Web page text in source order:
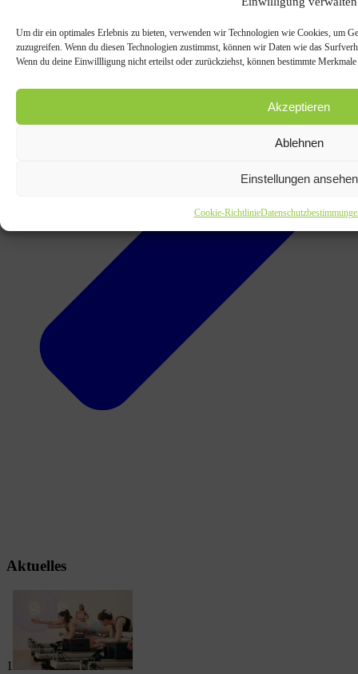
Um dir ein optimales Erlebnis zu bieten, verwenden wir Technologien wie Cookies, um
zuzugreifen. Wenn du diesen Technologien zustimmst, können wir Daten wie das
Wenn du deine Einwillligung nicht erteilst oder zurückziehst, können bestimmte
Akzeptieren
Ablehnen
Einstellungen ansehen
Cookie-Richtlinie
Aktuelles
1